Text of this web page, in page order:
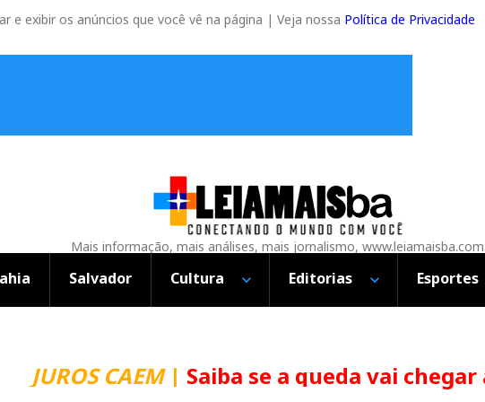
e exibir os anúncios que você vê na página | Veja nossa Política de Privacidade
Mais informação, mais análises, mais jornalismo,
Salvador Cultura Editorias Esportes
JUROS CAEM|Saiba se a queda vai chegar ao